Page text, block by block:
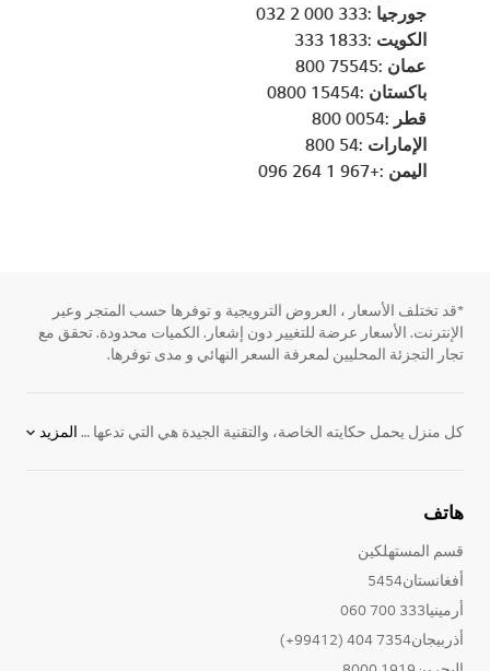
جورجيا :333 000 2 032
الكويت :1833 333
عمان :75545 800
باكستان :15454 0800
قطر :0054 800
الإمارات :54 800
اليمن :+967 1 264 096
*قد تختلف الأسعار ، العروض الترويجية و توفرها حسب المتجر وعبر
الإنترنت. الأسعار عرضة للتغيير دون إشعار. الكميات محدودة. تحقق مع
تجار التجزئة المحليين لمعرفة السعر النهائي و مدى توفرها.
كل منزل يحمل حكايته الخاصة، والتقنية الجيدة هي التي تدعها تتشكل بشكل طبيعي دون أن تفرض نفسها. تُحيي المزيد
هاتف
قسم المستهلكين
أفغانستان5454
أرمينيا333 700 060
أذربيجان7354 404 (99412+)